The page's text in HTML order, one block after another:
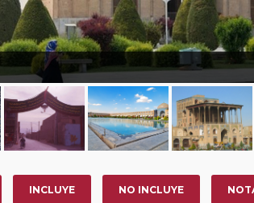
INCLUYE NO INCLUYE